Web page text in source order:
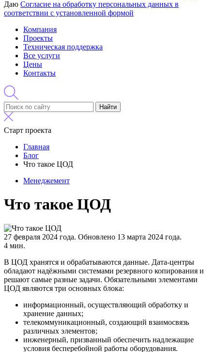
Даю Согласие на обработку персональных данных в
соответствии с установленной формой
Компания
Проекты
Техническая поддержка
Все услуги
Цены
Контакты
Найти
Старт проекта
Главная
Блог
Что такое ЦОД
Менеджемент
Что такое ЦОД
27 февраля 2024 года. Обновлено 13 марта 2024 года.
4 мин.
В ЦОД хранятся и обрабатываются данные. Дата-центры
обладают надёжными системами резервного копирования и
решают самые разные задачи. Обязательными элементами
ЦОД являются три основных блока:
информационный, осуществляющий обработку и
хранение данных;
телекоммуникационный, создающий взаимосвязь
различных элементов;
инженерный, призванный обеспечить надлежащие
условия бесперебойной работы оборудования.